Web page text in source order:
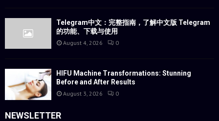
Telegram中文：完整指南，了解中文版 Telegram
的功能、下载与使用
August 4, 2026 0
HIFU Machine Transformations: Stunning
Before and After Results
August 3, 2026 0
NEWSLETTER